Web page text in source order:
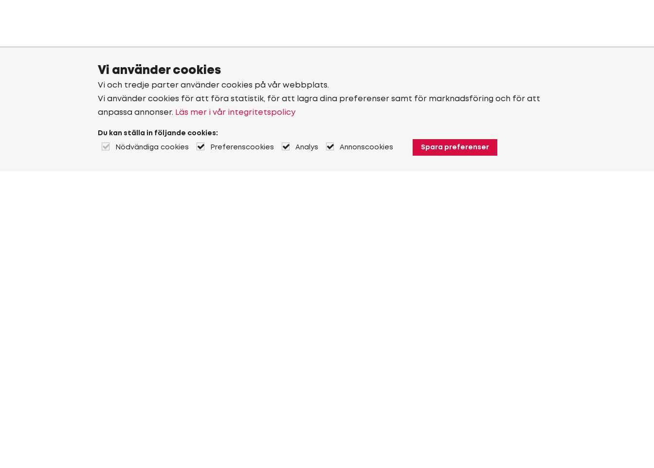
Vi använder cookies
Vi och tredje parter använder cookies på vår webbplats.
Vi använder cookies för att föra statistik, för att lagra dina preferenser samt för marknadsföring och för att
anpassa annonser. Läs mer i vår integritetspolicy
Du kan ställa in följande cookies:
Nödvändiga cookies Preferenscookies Analys Annonscookies Spara preferenser